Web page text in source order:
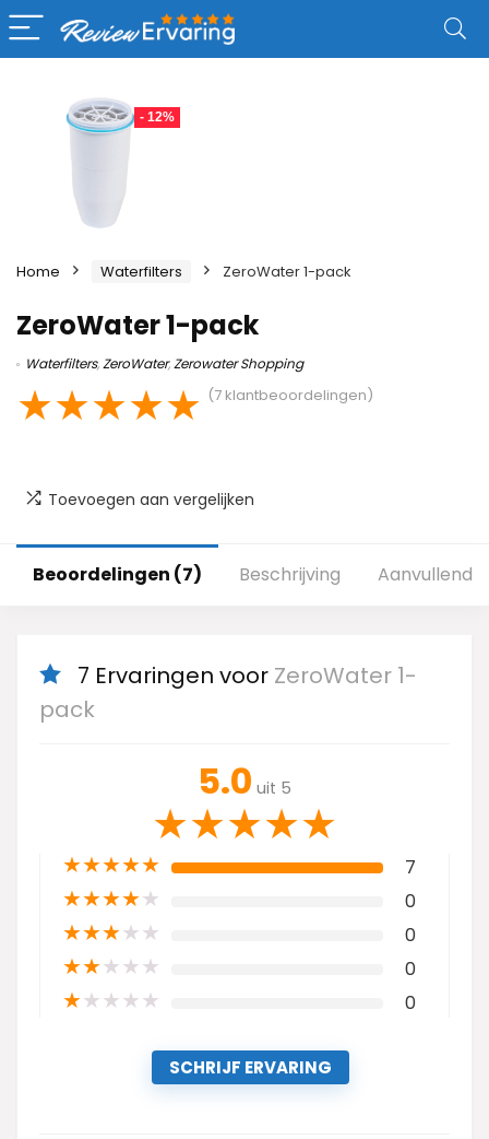
- 12%
Home Waterfilters ZeroWater 1-pack
ZeroWater 1-pack
Waterfilters,ZeroWater,Zerowater Shopping
★★★★★ (7 klantbeoordelingen)
Toevoegen aan vergelijken
Beoordelingen (7) Beschrijving
7 Ervaringen voor ZeroWater 1-
pack
5.0 uit 5
★★★★★
★★★★★ 7
★★★★★ 0
★★★★★ 0
★★★★★ 0
★★★★★ 0
SCHRIJF ERVARING